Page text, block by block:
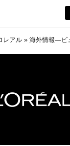
レアル» 海外情報―ビ